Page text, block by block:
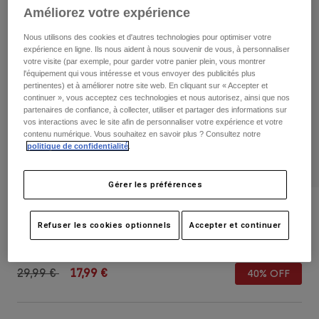
Pantalons
Shorts
Vestes
Gants
Protections
Chaussettes
Accessoires
Pantalons
Gants
Vestes
Protections
Masques
Chaussettes
Sacs et accessoires
Voir tout
Femme
T-shirts et tops
Pantalons
Chemises
Protections
Masques
Chaussettes
Voir tout
Moto
Casques
Pantalons
Bottes
Gants
Casquette Speed Mesh Trucker
Article n°38467
Price reduced from
29,99 €to17,99 € 40% OFF
Améliorez votre expérience
Nous utilisons des cookies et d'autres technologies pour optimiser votre
expérience en ligne. Ils nous aident à nous souvenir de vous, à personnaliser
votre visite (par exemple, pour garder votre panier plein, vous montrer
l'équipement qui vous intéresse et vous envoyer des publicités plus
pertinentes) et à améliorer notre site web. En cliquant sur « Accepter et
continuer », vous acceptez ces technologies et nous autorisez, ainsi que nos
partenaires de confiance, à collecter, utiliser et partager des informations sur
vos interactions avec le site afin de personnaliser votre expérience et votre
contenu numérique. Vous souhaitez en savoir plus ? Consultez notre
politique de confidentialité
Gérer les préférences
Refuser les cookies optionnels Accepter et continuer